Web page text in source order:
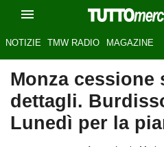
NOTIZIE TMW RADIO MAGAZINE
Monza cessione
dettagli.
Lunedì per la